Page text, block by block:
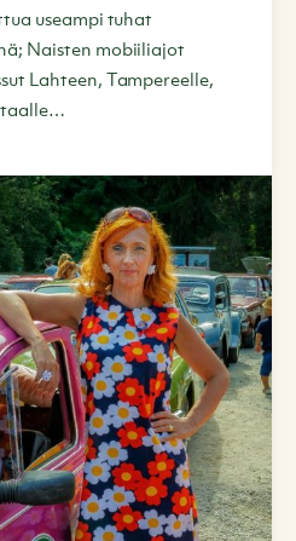
useampi tuhat
Naisten mobiiliajot
Lahteen, Tampereelle,